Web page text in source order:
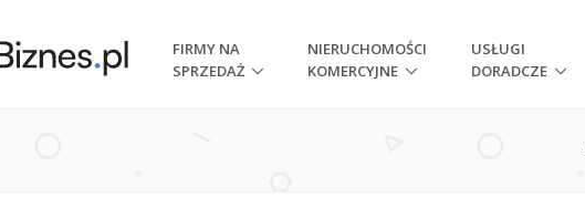
FIRMY NA
SPRZEDAŻ
NIERUCHOMOŚCI
KOMERCYJNE
USŁUGI
DORADCZE